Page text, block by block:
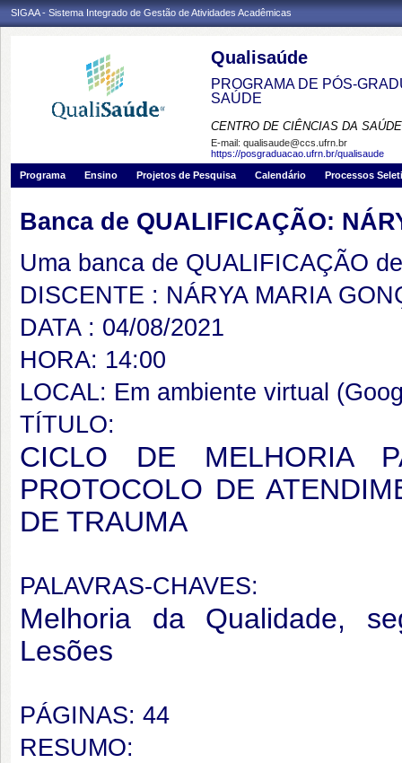
SIGAA - Sistema Integrado de Gestão de Atividades Acadêmicas
Qualisaúde
PROGRAMA DE PÓS-
SAÚDE
CENTRO DE CIÊNCIAS DA SAÚDE
E-mail: qualisaude@ccs.ufrn.br
https://posgraduacao.ufrn.br/qualisaude
Programa
Ensino Projetos de Pesquisa Calendário Processos
Banca de QUALIFICAÇÃO:
Uma banca de QUALIFICAÇÃO
DISCENTE : NÁRYA MARIA
DATA : 04/08/2021
HORA: 14:00
LOCAL: Em ambiente virtual
TÍTULO:
CICLO DE MELHORIA
PROTOCOLO DE
DE TRAUMA
PALAVRAS-CHAVES:
Melhoria da Qualidade,
Lesões
PÁGINAS: 44
RESUMO: